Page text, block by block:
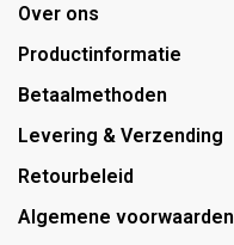
Over ons
Productinformatie
Betaalmethoden
Levering & Verzending
Retourbeleid
Algemene voorwaarden